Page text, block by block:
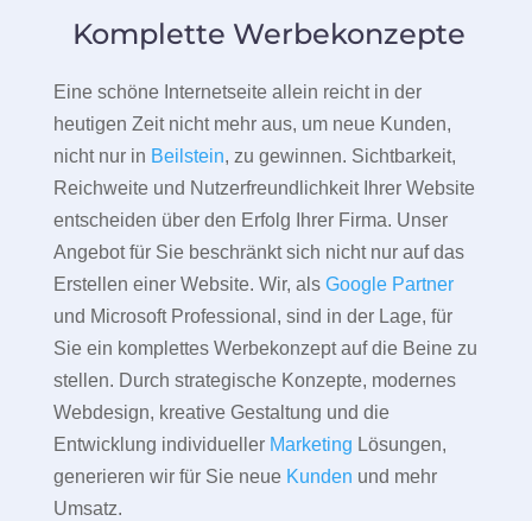
Komplette Werbekonzepte
Eine schöne Internetseite allein reicht in der
heutigen Zeit nicht mehr aus, um neue Kunden,
nicht nur in Beilstein, zu gewinnen. Sichtbarkeit,
Reichweite und Nutzerfreundlichkeit Ihrer Website
entscheiden über den Erfolg Ihrer Firma. Unser
Angebot für Sie beschränkt sich nicht nur auf das
Erstellen einer Website. Wir, als Google Partner
und Microsoft Professional, sind in der Lage, für
Sie ein komplettes Werbekonzept auf die Beine zu
stellen. Durch strategische Konzepte, modernes
Webdesign, kreative Gestaltung und die
Entwicklung individueller Marketing Lösungen,
generieren wir für Sie neue Kunden und mehr
Umsatz.